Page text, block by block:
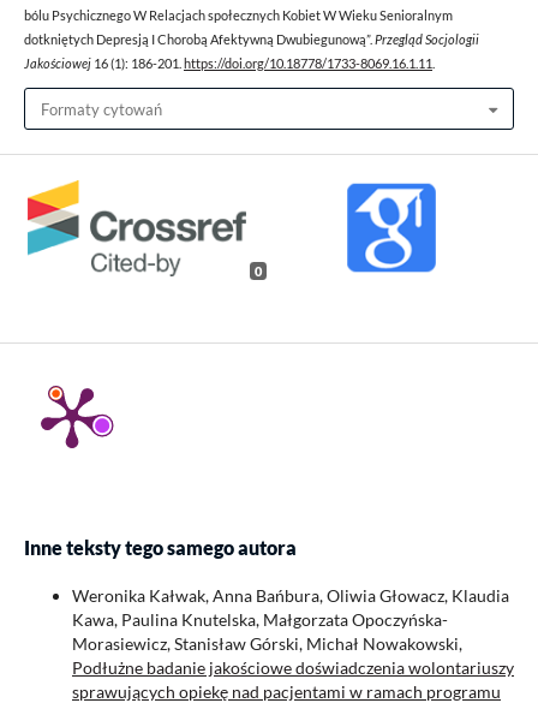
bólu Psychicznego W Relacjach społecznych Kobiet W Wieku Senioralnym
dotkniętych Depresją I Chorobą Afektywną Dwubiegunową”. Przegląd Socjologii
Jakościowej 16 (1): 186-201. https://doi.org/10.18778/1733-8069.16.1.11
Formaty cytowań
0
Inne teksty tego samego autora
Weronika Kałwak, Anna Bańbura, Oliwia Głowacz, Klaudia
Kawa, Paulina Knutelska, Małgorzata Opoczyńska-
Morasiewicz, Stanisław Górski, Michał Nowakowski,
Podłużne badanie jakościowe doświadczenia wolontariuszy
sprawujących opiekę nad pacjentami w ramach programu